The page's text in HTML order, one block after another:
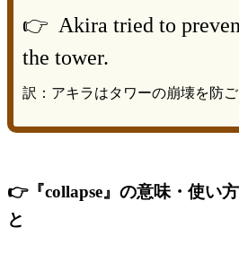
👉 Akira tried to
the tower.
訳：アキラはタワーの崩壊を防ご
👉『collapse』の意味・使い
と